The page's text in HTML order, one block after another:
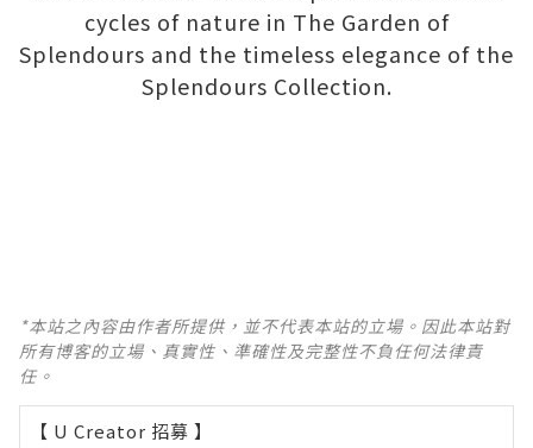
cycles of nature in The Garden of
Splendours and the timeless elegance of the
Splendours Collection.
*本站之內容由作者所提供，並不代表本站的立場。因此本站對
所有博客的立場、真實性、準確性及完整性不負任何法律責
任。
【 U Creator 招募 】